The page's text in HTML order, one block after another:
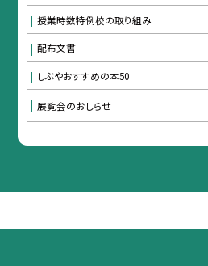
授業時数特例校の取り組み
配布文書
しぶやおすすめの本50
展覧会のおしらせ